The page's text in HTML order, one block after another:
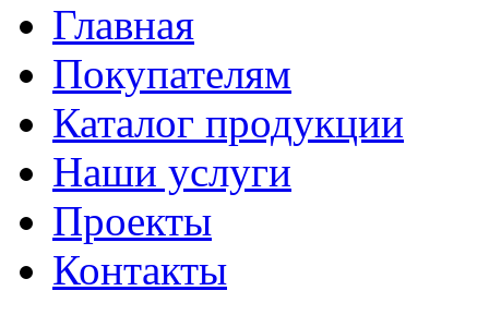
Главная
Покупателям
Каталог продукции
Наши услуги
Проекты
Контакты